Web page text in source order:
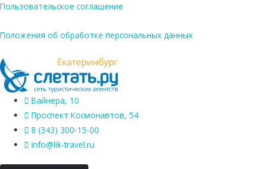
Пользовательское соглашение
Положения об обработке персональных данных
Вайнера, 10
Проспект Космонавтов, 54
8 (343) 300-15-00
info@lik-travel.ru